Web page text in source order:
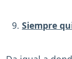
Siempre